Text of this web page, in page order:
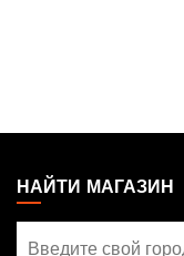
THE
GATHERING
FOOTER
НАЙТИ МАГАЗИН